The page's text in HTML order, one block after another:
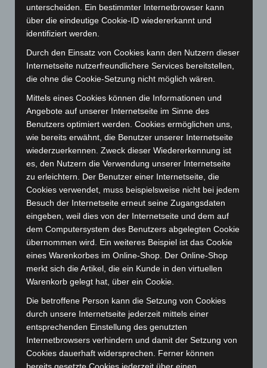
November 2024
(94)
Oktober 2024(93)
September 2024(112)
August 2024(107)
Juni 2024(107)
Mai 2024(149)
April 2024(102)
März 2024 (103)
Februar 2024(103)
Januar 2024(111)
Dezember 2023 (130)
November 2023(130)
Oktober 2023(114)
September 2023(133)
August 2023 (134)
Juli 2023(118)
Juni 2023(142)
Mai 2023(139)
April 2023(155)
unterscheiden. Ein bestimmter Internetbrowser kann
über die eindeutige Cookie-ID wiedererkannt und
identifiziert werden.
Durch den Einsatz von Cookies kann den Nutzern dieser
Internetseite nutzerfreundlichere Services bereitstellen,
die ohne die Cookie-Setzung nicht möglich wären.
Mittels eines Cookies können die Informationen und
Angebote auf unserer Internetseite im Sinne des
Benutzers optimiert werden. Cookies ermöglichen uns,
wie bereits erwähnt, die Benutzer unserer Internetseite
wiederzuerkennen. Zweck dieser Wiedererkennung ist
es, den Nutzern die Verwendung unserer Internetseite
zu erleichtern. Der Benutzer einer Internetseite, die
Cookies verwendet, muss beispielsweise nicht bei jedem
Besuch der Internetseite erneut seine Zugangsdaten
eingeben, weil dies von der Internetseite und dem auf
dem Computersystem des Benutzers abgelegten Cookie
übernommen wird. Ein weiteres Beispiel ist das Cookie
eines Warenkorbes im Online-Shop. Der Online-Shop
merkt sich die Artikel, die ein Kunde in den virtuellen
Warenkorb gelegt hat, über ein Cookie.
Die betroffene Person kann die Setzung von Cookies
durch unsere Internetseite jederzeit mittels einer
entsprechenden Einstellung des genutzten
Internetbrowsers verhindern und damit der Setzung von
Cookies dauerhaft widersprechen. Ferner können